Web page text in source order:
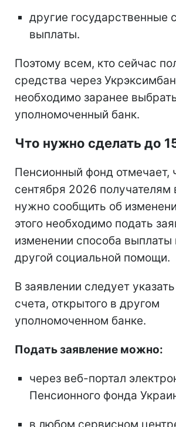
другие государственные
выплаты.
Поэтому всем, кто сейчас
средства через
необходимо заранее
уполномоченный банк.
Что нужно сделать до
Пенсионный фонд отмечает,
сентября 2026 получателям
нужно сообщить об
этого необходимо подать
изменении способа выплаты
другой социальной помощи.
В заявлении следует
счета, открытого в другом
уполномоченном банке.
Подать заявление можно:
через веб-портал
Пенсионного фонда
в любом сервисном